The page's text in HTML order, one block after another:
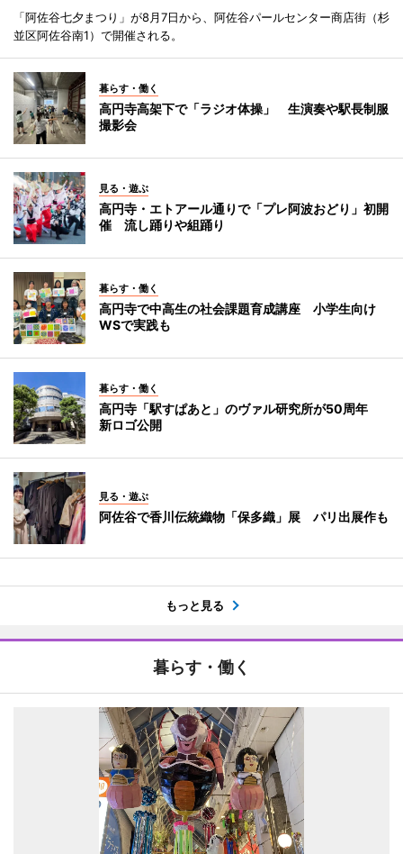
「阿佐谷七夕まつり」が8月7日から、阿佐谷パールセンター商店街（杉
並区阿佐谷南1）で開催される。
暮らす・働く
高円寺高架下で「ラジオ体操」 生演奏や駅長制服
撮影会
見る・遊ぶ
高円寺・エトアール通りで「プレ阿波おどり」初開
催 流し踊りや組踊り
暮らす・働く
高円寺で中高生の社会課題育成講座 小学生向け
WSで実践も
暮らす・働く
高円寺「駅すぱあと」のヴァル研究所が50周年
新ロゴ公開
見る・遊ぶ
阿佐谷で香川伝統織物「保多織」展 パリ出展作も
もっと見る
暮らす・働く